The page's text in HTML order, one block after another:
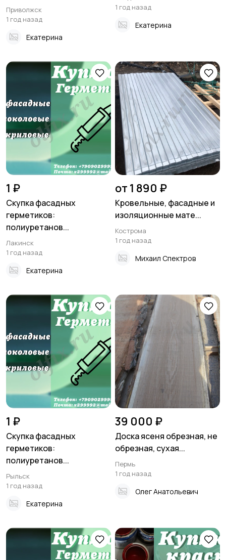
Приволжск
1 год назад
Екатерина
1 год назад
Екатерина
1 ₽
Скупка фасадных
герметиков:
полиуретанов...
Лакинск
1 год назад
Екатерина
от 1 890 ₽
Кровельные, фасадные и
изоляционные мате...
Кострома
1 год назад
Михаил Спектров
1 ₽
Скупка фасадных
герметиков:
полиуретанов...
Рыльск
1 год назад
Екатерина
39 000 ₽
Доска ясеня обрезная, не
обрезная, сухая...
Пермь
1 год назад
Олег Анатольевич